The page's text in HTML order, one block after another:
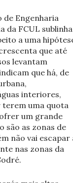
Engenharia
da FCUL sublinha
a uma
que até
levantam
que há, de
interiores,
terem uma quota
um grande
são as zonas de
não vai escapar
nas zonas da